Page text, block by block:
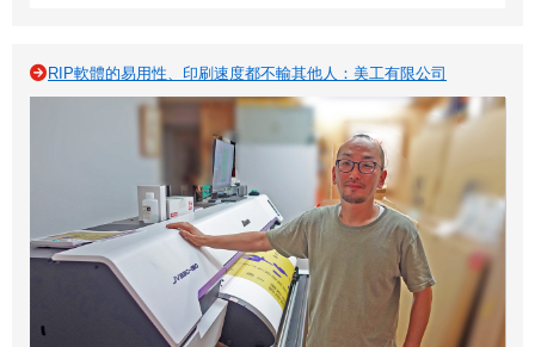
RIP軟體的易用性、印刷速度都不輸其他人：美工有限公司